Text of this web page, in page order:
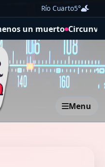
Río Cuarto5°
un muerto
Menu